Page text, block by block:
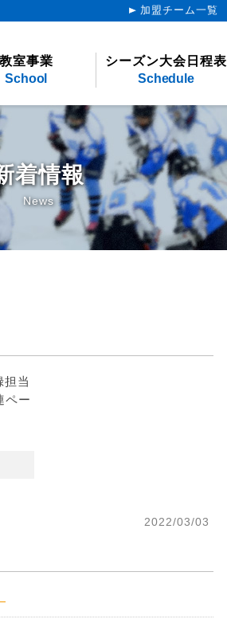
加盟チーム一覧
教室事業
School
シーズン大会日程表
Schedule
着情報
News
担当
ペー
2022/03/03